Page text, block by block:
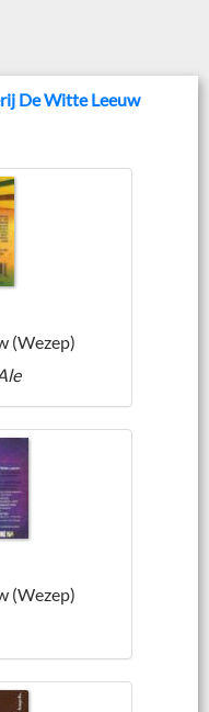
De Witte Leeuw
(Wezep)
(Wezep)